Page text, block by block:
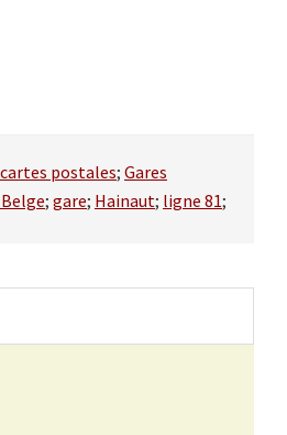
postales; Gares
; gare; Hainaut; ligne 81;